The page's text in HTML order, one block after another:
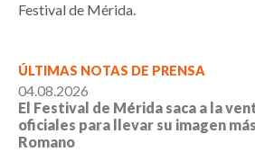
Festival de Mérida.
ÚLTIMAS NOTAS DE PRENSA
04.08.2026
El Festival de Mérida saca a la
oficiales para llevar su imagen
Romano